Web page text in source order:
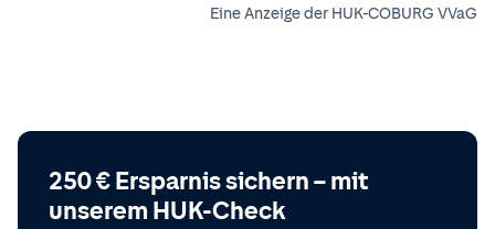
Eine Anzeige der HUK-COBURG VVaG
250 € Ersparnis sichern – mit
unserem HUK-Check